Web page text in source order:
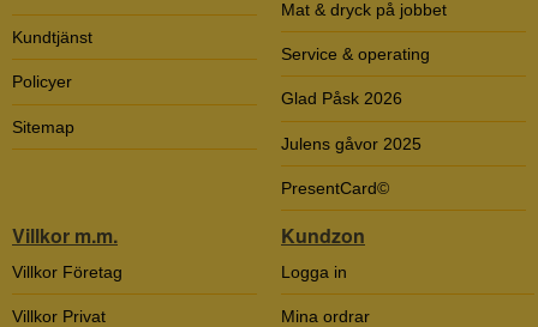
Kundtjänst
Policyer
Sitemap
Mat & dryck på jobbet
Service & operating
Glad Påsk 2026
Julens gåvor 2025
PresentCard©
Villkor m.m.
Villkor Företag
Villkor Privat
Kundzon
Logga in
Mina ordrar